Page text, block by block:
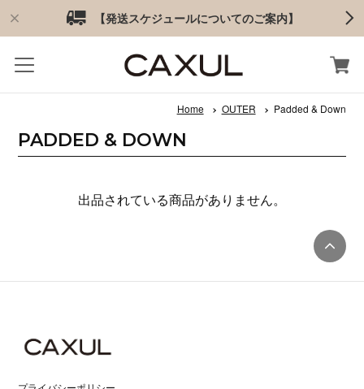
【発送スケジュールについてのご案内】
Home OUTER Padded & Down
PADDED & DOWN
出品されている商品がありません。